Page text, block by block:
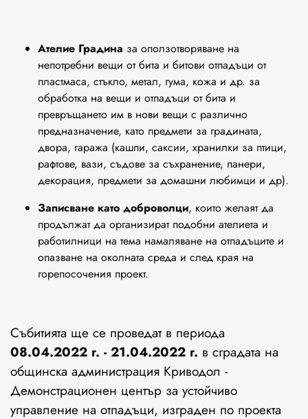
Ателие Градина за оползотворяване на
непотребни вещи от бита и битови отпадъци от
пластмаса, стъкло, метал, гума, кожа и др. за
обработка на вещи и отпадъци от бита и
превръщането им в нови вещи с различно
предназначение, като предмети за градината,
двора, гаража (кашпи, саксии, хранилки за птици,
рафтове, вази, съдове за съхранение, панери,
декорация, предмети за домашни любимци и др).
Записване като доброволци, които желаят да
продължат да организират подобни ателиета и
работилници на тема намаляване на отпадъците и
опазване на околната среда и след края на
горепосочения проект.
Събитията ще се проведат в периода
08.04.2022 г. - 21.04.2022 г. в сградата на
общинска администрация Криводол -
Демонстрационен център за устойчиво
управление на отпадъци, изграден по проекта